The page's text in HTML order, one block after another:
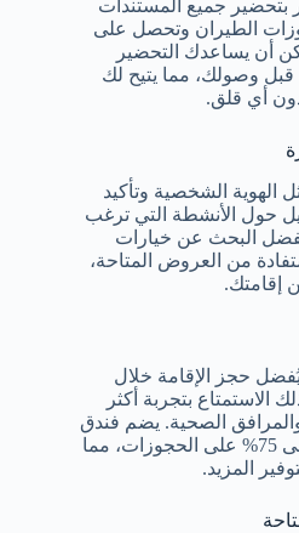
بتحضير جميع المستندات
الطيران وتحصل على
أن يساعدك التحضير
وصولك، مما يتيح لك
دون أي قلق.
الهوية الشخصية وتأكيد
حول الأنشطة التي ترغب
يُفضل البحث عن خيارات
من العروض المتاحة،
إقامتك.
حجز الإقامة خلال
الاستمتاع بتجربة أكثر
الصحية. يضم فندق
الافنيوز الجديد خصومات تصل إلى 75% على الحجوزات، مما
المزيد.